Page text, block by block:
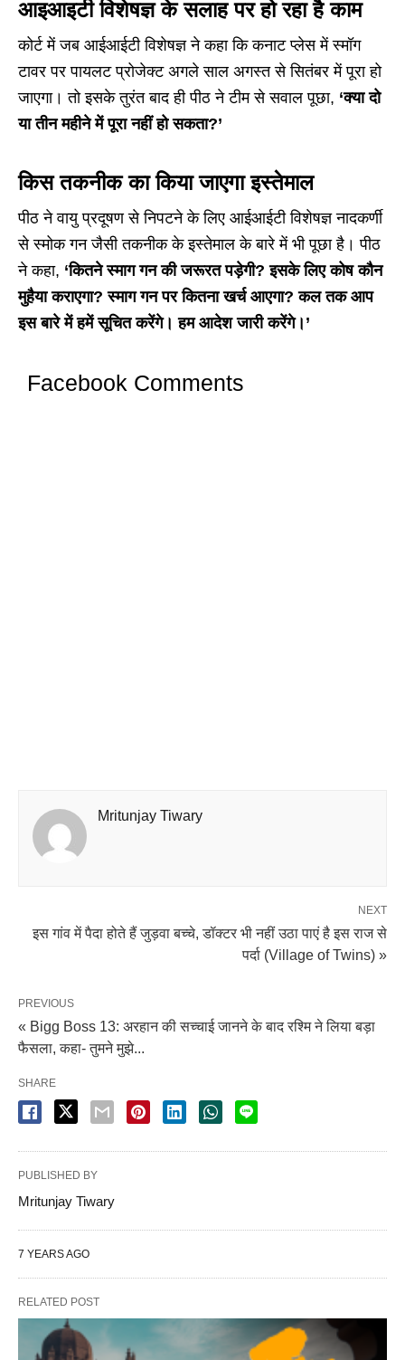
आइआइटी विशेषज्ञ के सलाह पर हो रहा है काम
कोर्ट में जब आईआईटी विशेषज्ञ ने कहा कि कनाट प्लेस में स्मॉग
टावर पर पायलट प्रोजेक्ट अगले साल अगस्त से सितंबर में पूरा हो
जाएगा। तो इसके तुरंत बाद ही पीठ ने टीम से सवाल पूछा, ‘क्या दो
या तीन महीने में पूरा नहीं हो सकता?’
किस तकनीक का किया जाएगा इस्तेमाल
पीठ ने वायु प्रदूषण से निपटने के लिए आईआईटी विशेषज्ञ नादकर्णी
से स्मोक गन जैसी तकनीक के इस्तेमाल के बारे में भी पूछा है। पीठ
ने कहा, ‘कितने स्माग गन की जरूरत पड़ेगी? इसके लिए कोष कौन
मुहैया कराएगा? स्माग गन पर कितना खर्च आएगा? कल तक आप
इस बारे में हमें सूचित करेंगे। हम आदेश जारी करेंगे।’
Facebook Comments
Mritunjay Tiwary
NEXT
इस गांव में पैदा होते हैं जुड़वा बच्चे, डॉक्टर भी नहीं उठा पाएं है इस राज से
पर्दा (Village of Twins) »
PREVIOUS
« Bigg Boss 13: अरहान की सच्चाई जानने के बाद रश्मि ने लिया बड़ा
फैसला, कहा- तुमने मुझे...
SHARE
PUBLISHED BY
Mritunjay Tiwary
7 YEARS AGO
RELATED POST